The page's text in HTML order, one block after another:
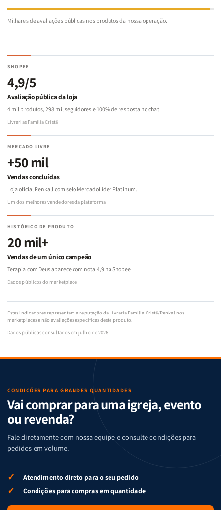
Milhares de avaliações públicas nos produtos da nossa operação.
SHOPEE
4,9/5
Avaliação pública da loja
4 mil produtos, 298 mil seguidores e 100% de resposta no chat.
Livrarias Família Cristã
MERCADO LIVRE
+50 mil
Vendas concluídas
Loja oficial Penkall com selo MercadoLíder Platinum.
Um dos melhores vendedores da plataforma
HISTÓRICO DE PRODUTO
20 mil+
Vendas de um único campeão
Terapia com Deus aparece com nota 4,9 na Shopee.
Dados públicos do marketplace
Estes indicadores representam a reputação da Livraria Família Cristã/Penkal nos
marketplaces e não avaliações específicas deste produto.
Dados públicos consultados em julho de 2026.
CONDIÇÕES PARA GRANDES QUANTIDADES
Vai comprar para uma igreja, evento
ou revenda?
Fale diretamente com nossa equipe e consulte condições para
pedidos em volume.
✓ Atendimento direto para o seu pedido
✓ Condições para compras em quantidade